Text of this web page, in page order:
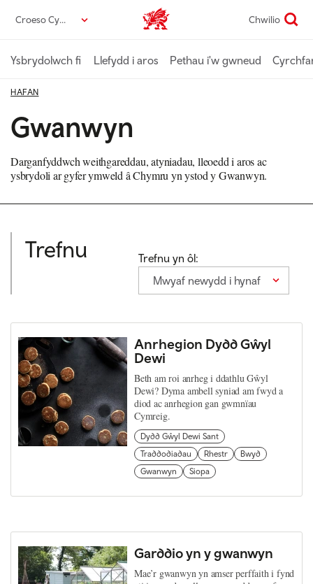
gynnwys
Croeso Cymru Croeso Cymru home Chwilio
Ysbrydolwch fi Llefydd i aros Pethau i'w gwneud
HAFAN
Gwanwyn
Darganfyddwch weithgareddau, atyniadau, lleoedd i aros ac
ysbrydoli ar gyfer ymweld â Chymru yn ystod y Gwanwyn.
Trefnu
Trefnu yn ôl:
Mwyaf newydd i hynaf
Anrhegion Dydd Gŵyl
Dewi
Beth am roi anrheg i ddathlu Gŵyl
Dewi? Dyma ambell syniad am fwyd a
diod ac anrhegion gan gwmnïau
Cymreig.
Dydd Gŵyl Dewi Sant
Traddodiadau
Rhestr
Bwyd
Gwanwyn
Siopa
Garddio yn y gwanwyn
Mae’r gwanwyn yn amser perffaith i fynd